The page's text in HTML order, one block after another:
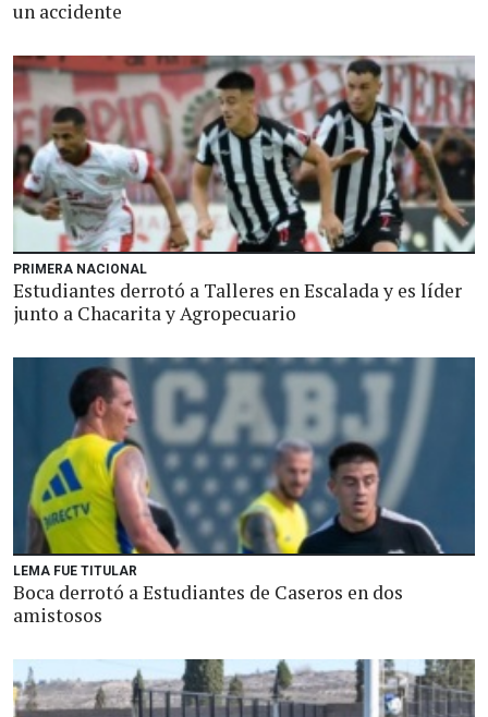
un accidente
PRIMERA NACIONAL
Estudiantes derrotó a Talleres en Escalada y es líder
junto a Chacarita y Agropecuario
LEMA FUE TITULAR
Boca derrotó a Estudiantes de Caseros en dos
amistosos